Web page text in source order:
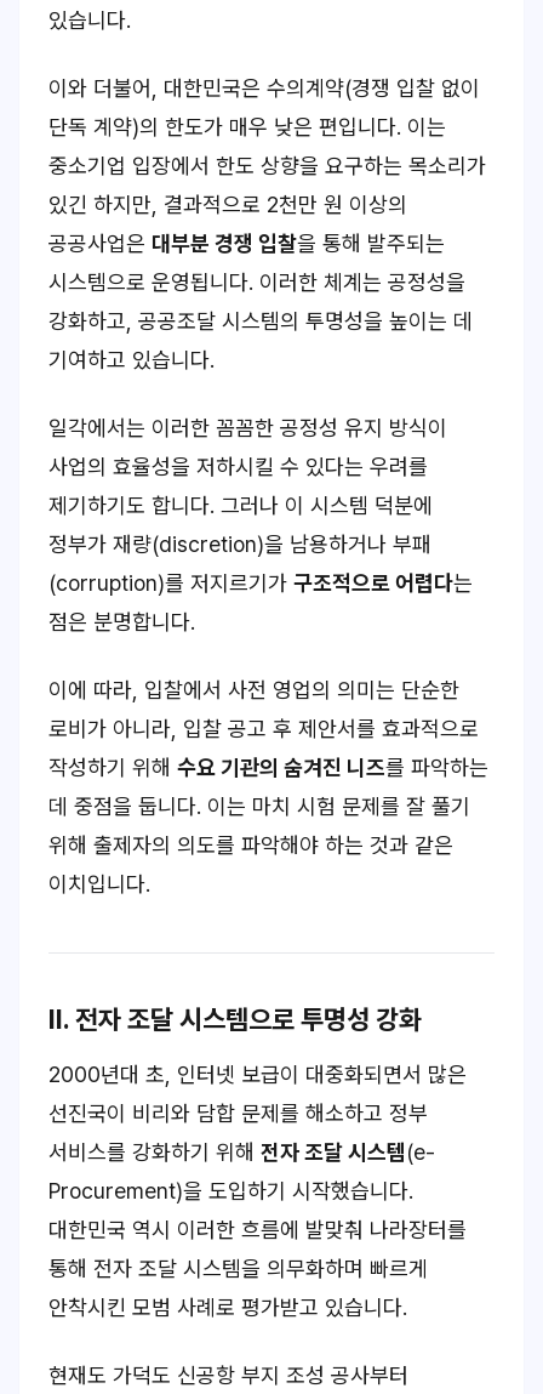
있습니다.
이와 더불어, 대한민국은 수의계약(경쟁 입찰 없이
단독 계약)의 한도가 매우 낮은 편입니다. 이는
중소기업 입장에서 한도 상향을 요구하는 목소리가
있긴 하지만, 결과적으로 2천만 원 이상의
공공사업은 대부분 경쟁 입찰을 통해 발주되는
시스템으로 운영됩니다. 이러한 체계는 공정성을
강화하고, 공공조달 시스템의 투명성을 높이는 데
기여하고 있습니다.
일각에서는 이러한 꼼꼼한 공정성 유지 방식이
사업의 효율성을 저하시킬 수 있다는 우려를
제기하기도 합니다. 그러나 이 시스템 덕분에
정부가 재량(discretion)을 남용하거나 부패
(corruption)를 저지르기가 구조적으로 어렵다는
점은 분명합니다.
이에 따라, 입찰에서 사전 영업의 의미는 단순한
로비가 아니라, 입찰 공고 후 제안서를 효과적으로
작성하기 위해 수요 기관의 숨겨진 니즈를 파악하는
데 중점을 둡니다. 이는 마치 시험 문제를 잘 풀기
위해 출제자의 의도를 파악해야 하는 것과 같은
이치입니다.
II. 전자 조달 시스템으로 투명성 강화
2000년대 초, 인터넷 보급이 대중화되면서 많은
선진국이 비리와 담합 문제를 해소하고 정부
서비스를 강화하기 위해 전자 조달 시스템(e-
Procurement)을 도입하기 시작했습니다.
대한민국 역시 이러한 흐름에 발맞춰 나라장터를
통해 전자 조달 시스템을 의무화하며 빠르게
안착시킨 모범 사례로 평가받고 있습니다.
현재도 가덕도 신공항 부지 조성 공사부터